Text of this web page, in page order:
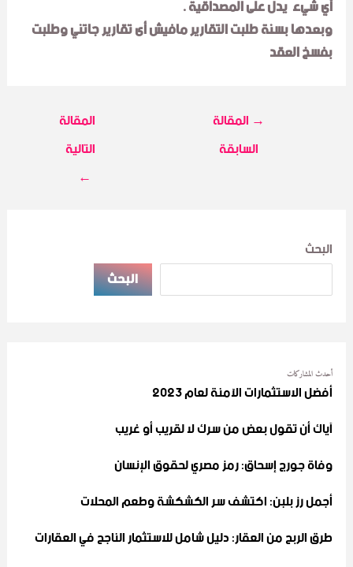
أي شيء يدل على المصداقية .
وبعدها بسنة طلبت التقارير مافيش أى تقارير جاتني وطلبت
بفسخ العقد
→المقالة
السابقة
المقالة
التالية
←
البحث
البحث
أحدث المشاركات
أفضل الاستثمارات الآمنة لعام 2023
آياك أن تقول بعض من سرك لا لقريب أو غريب
وفاة جورج إسحاق: رمز مصري لحقوق الإنسان
أجمل رز بلبن: اكتشف سر الكشكشة وطعم المحلات
طرق الربح من العقار: دليل شامل للاستثمار الناجح في العقارات